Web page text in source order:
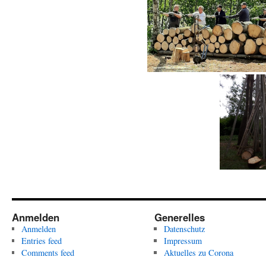
Anmelden
Anmelden
Entries feed
Comments feed
Generelles
Datenschutz
Impressum
Aktuelles zu Corona